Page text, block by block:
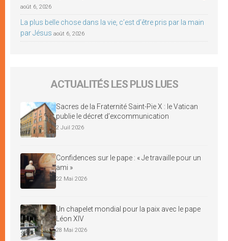
août 6, 2026
La plus belle chose dans la vie, c’est d’être pris par la main
par Jésus août 6, 2026
ACTUALITÉS LES PLUS LUES
Sacres de la Fraternité Saint-Pie X : le Vatican
publie le décret d’excommunication
2 Juil 2026
Confidences sur le pape : « Je travaille pour un
ami »
22 Mai 2026
Un chapelet mondial pour la paix avec le pape
Léon XIV
28 Mai 2026